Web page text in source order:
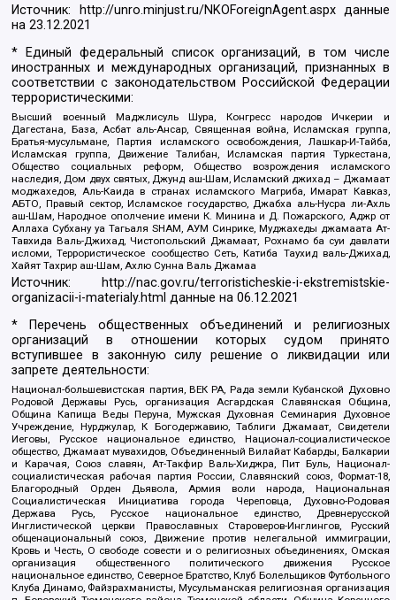
Источник: http://unro.minjust.ru/NKOForeignAgent.aspxданные
на23.12.2021
* Единый федеральный список организаций, в том числе
иностранных и международных организаций, признанных в
соответствии с законодательством Российской Федерации
террористическими:
Высший военный Маджлисуль Шура, Конгресс народов Ичкерии и
Дагестана, База, Асбат аль-Ансар, Священная война, Исламская группа,
Братья-мусульмане, Партия исламского освобождения, Лашкар-И-Тайба,
Исламская группа, Движение Талибан, Исламская партия Туркестана,
Общество социальных реформ, Общество возрождения исламского
наследия, Дом двух святых, Джунд аш-Шам, Исламский джихад – Джамаат
моджахедов, Аль-Каида в странах исламского Магриба, Имарат Кавказ,
АБТО, Правый сектор, Исламское государство, Джабха аль-Нусра ли-Ахль
аш-Шам, Народное ополчение имени К. Минина и Д. Пожарского, Аджр от
Аллаха Субхану уа Тагьаля SHAM, АУМ Синрике, Муджахеды джамаата Ат-
Тавхида Валь-Джихад, Чистопольский Джамаат, Рохнамо ба суи давлати
исломи, Террористическое сообщество Сеть, Катиба Таухид валь-Джихад,
Хайят Тахрир аш-Шам, Ахлю Сунна Валь Джамаа
Источник:
http://nac.gov.ru/terroristicheskie-i-ekstremistskie-
organizacii-i-materialy.html данные на06.12.2021
* Перечень общественных объединений и религиозных
организаций в отношении которых судом принято
вступившее в законную силу решение о ликвидации или
запрете деятельности:
Национал-большевистская партия, ВЕК РА, Рада земли Кубанской Духовно
Родовой Державы Русь, организация Асгардская Славянская Община,
Община Капища Веды Перуна, Мужская Духовная Семинария Духовное
Учреждение, Нурджулар, К Богодержавию, Таблиги Джамаат, Свидетели
Иеговы, Русское национальное единство, Национал-социалистическое
общество, Джамаат мувахидов, Объединенный Вилайат Кабарды, Балкарии
и Карачая, Союз славян, Ат-Такфир Валь-Хиджра, Пит Буль, Национал-
социалистическая рабочая партия России, Славянский союз, Формат-18,
Благородный Орден Дьявола, Армия воли народа, Национальная
Социалистическая Инициатива города Череповца, Духовно-Родовая
Держава Русь, Русское национальное единство, Древнерусской
Инглистической церкви Православных Староверов-Инглингов, Русский
общенациональный союз, Движение против нелегальной иммиграции,
Кровь и Честь, О свободе совести и о религиозных объединениях, Омская
организация общественного политического движения Русское
национальное единство, Северное Братство, Клуб Болельщиков Футбольного
Клуба Динамо, Файзрахманисты, Мусульманская религиозная организация